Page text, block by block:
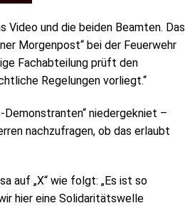
und die beiden Beamten. Das
Morgenpost“ bei der Feuerwehr
Fachabteilung prüft den
Regelungen vorliegt.“
niedergekniet –
nachzufragen, ob das erlaubt
auf „X“ wie folgt: „Es ist so
hier eine Solidaritätswelle